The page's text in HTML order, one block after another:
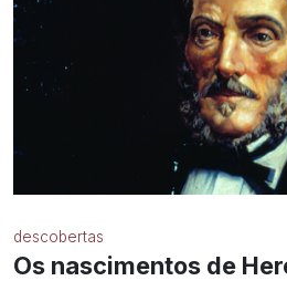
descobertas
Os nascimentos de